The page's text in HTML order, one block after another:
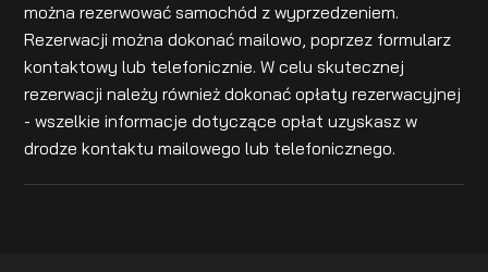
można rezerwować samochód z wyprzedzeniem.
Rezerwacji można dokonać mailowo, poprzez formularz
kontaktowy lub telefonicznie. W celu skutecznej
rezerwacji należy również dokonać opłaty rezerwacyjnej
- wszelkie informacje dotyczące opłat uzyskasz w
drodze kontaktu mailowego lub telefonicznego.